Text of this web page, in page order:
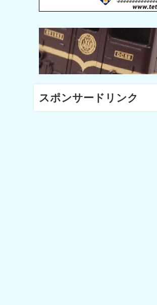
スポンサードリンク